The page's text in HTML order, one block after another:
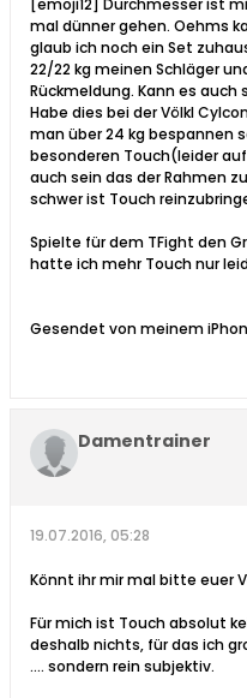
[emoji12] Durchmesser ist
mal dünner gehen. Oehms
glaub ich noch ein Set
22/22 kg meinen Schläger
Rückmeldung. Kann es auch
Habe dies bei der Völkl
man über 24 kg bespannen
besonderen Touch(leider
auch sein das der Rahmen
schwer ist Touch
Spielte für dem TFight den
hatte ich mehr Touch nur
Gesendet von meinem
Damentrainer
19.07.2016, 05:28
Könnt ihr mir mal bitte euer
Für mich ist Touch absolut
deshalb nichts, für das ich
.... sondern rein subjektiv.